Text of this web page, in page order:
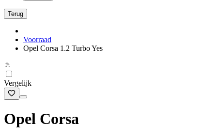
Terug
Voorraad
Opel Corsa 1.2 Turbo Yes
Vergelijk
Opel Corsa